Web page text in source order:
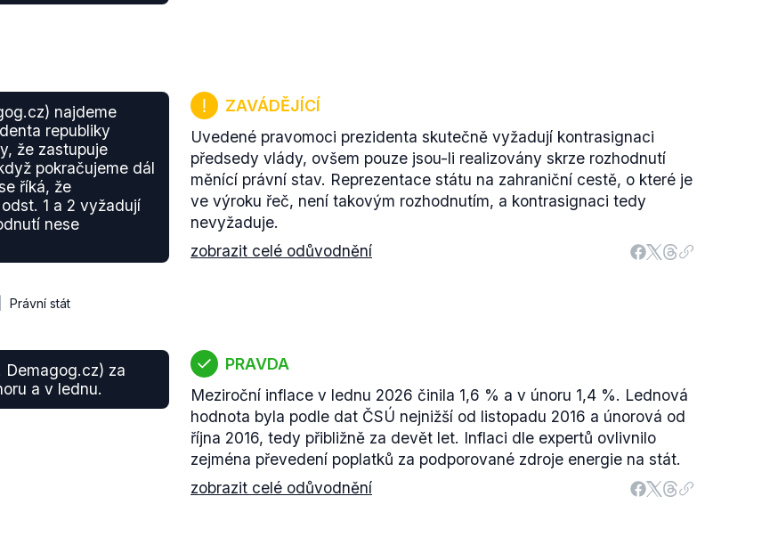
najdeme
republiky
že zastupuje
pokračujeme dál
říká, že
1 a 2 vyžadují
nese
Právní stát
ZAVÁDĚJÍCÍ
Uvedené pravomoci prezidenta skutečně vyžadují kontrasignaci
předsedy vlády, ovšem pouze jsou-li realizovány skrze rozhodnutí
měnící právní stav. Reprezentace státu na zahraniční cestě, o které je
ve výroku řeč, není takovým rozhodnutím, a kontrasignaci tedy
nevyžaduje.
zobrazit celé odůvodnění
Demagog.cz) za
a v lednu.
PRAVDA
Meziroční inflace v lednu 2026 činila 1,6 % a v únoru 1,4 %. Lednová
hodnota byla podle dat ČSÚ nejnižší od listopadu 2016 a únorová od
října 2016, tedy přibližně za devět let. Inflaci dle expertů ovlivnilo
zejména převedení poplatků za podporované zdroje energie na stát.
zobrazit celé odůvodnění